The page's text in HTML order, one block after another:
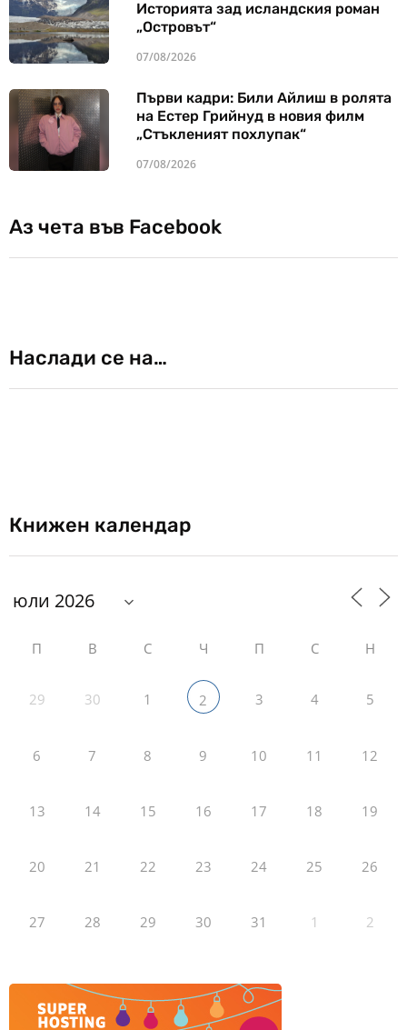
Историята зад исландския роман
„Островът“
07/08/2026
Първи кадри: Били Айлиш в ролята
на Естер Грийнуд в новия филм
„Стъкленият похлупак“
07/08/2026
Аз чета във Facebook
Наслади се на…
Книжен календар
П В С Ч П С Н
29 30 1 2 3 4 5
6 7 8 9 10 11 12
13 14 15 16 17 18 19
20 21 22 23 24 25 26
27 28 29 30 31 1 2